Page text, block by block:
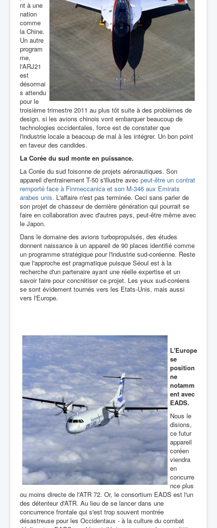
nt à une
nation
comme
la Chine.
Un autre
program
me,
l'ARJ21
est
désormai
s attendu
pour le
troisième trimestre 2011 au plus tôt suite à des problèmes de
design. si les avions chinois vont embarquer beaucoup de
technologies occidentales, force est de constater que
l'industrie locale a beacoup de mal à les intégrer. Un bon point
en faveur des candides.
La Corée du sud monte en puissance.
La Corée du sud foisonne de projets aéronautiques. Son
appareil d'entrainement T-50 s'illustre avec peut-être un contrat
remporté face à Finmeccanica et son M-346 aux Emirats
arabes unis. L'affaire n'est pas terminée. Ceci sans parler de
son projet de chasseur de dernière génération qui pourrait se
faire en collaboration avec d'autres pays, peut-être même avec
le Japon.
Dans le domaine des avions turbopropulsés, des études
donnent naissance à un appareil de 90 places identifié comme
un programme stratégique pour l'industrie sud-coréenne. Reste
que l'approche est pragmatique puisque Séoul est à la
recherche d'un partenaire ayant une réelle expertise et un
savoir faire pour concrétiser ce projet. Les yeux sud-coréens
se sont évidement tournés vers les Etats-Unis, mais aussi
vers l'Europe.
L'Europe
se
position
ne
notamm
ent avec
EADS.
Nous le
disions,
ce futur
appareil
coréen
viendra
en
concurre
nce plus
ou moins directe de l'ATR 72. Or, le consortium EADS est l'un
des détenteur d'ATR. Au lieu de se lancer dans une
concurrence frontale qui s'est trop souvent montrée
désastreuse pour les Occidentaux - à la culture du combat